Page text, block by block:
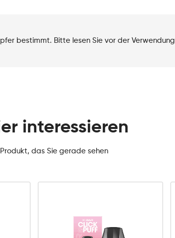
bestimmt. Bitte lesen Sie vor der Verwendung
interessieren
das Sie gerade sehen